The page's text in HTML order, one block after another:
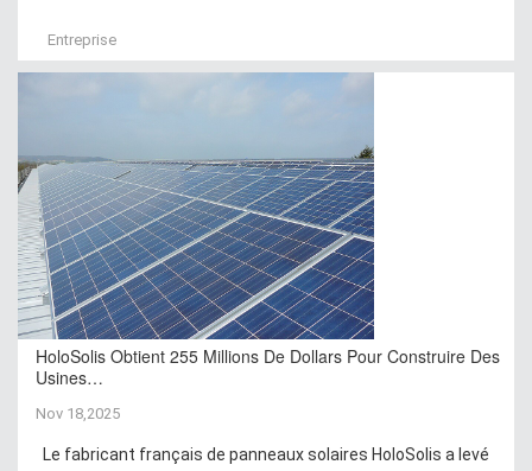
Entreprise
HoloSolis Obtient 255 Millions De Dollars Pour Construire Des
Usines…
Nov 18,2025
Le fabricant français de panneaux solaires HoloSolis a levé